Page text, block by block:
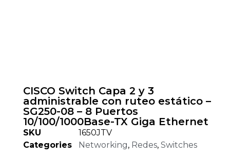
CISCO Switch Capa 2 y 3
administrable con ruteo estático –
SG250-08 – 8 Puertos
10/100/1000Base-TX Giga Ethernet
SKU
1650JTV
Categories
Networking, Redes, Switches